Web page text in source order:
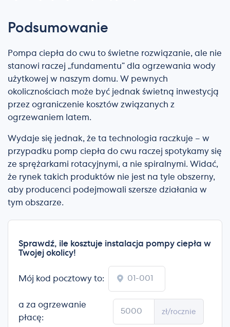
Podsumowanie
Pompa ciepła do cwu to świetne rozwiązanie, ale nie
stanowi raczej „fundamentu” dla ogrzewania wody
użytkowej w naszym domu. W pewnych
okolicznościach może być jednak świetną inwestycją
przez ograniczenie kosztów związanych z
ogrzewaniem latem.
Wydaje się jednak, że ta technologia raczkuje – w
przypadku pomp ciepła do cwu raczej spotykamy się
ze sprężarkami rotacyjnymi, a nie spiralnymi. Widać,
że rynek takich produktów nie jest na tyle obszerny,
aby producenci podejmowali szersze działania w
tym obszarze.
Sprawdź, ile kosztuje instalacja pompy ciepła w
Twojej okolicy!
Mój kod pocztowy to:
a za ogrzewanie
płacę:
zł/rocznie